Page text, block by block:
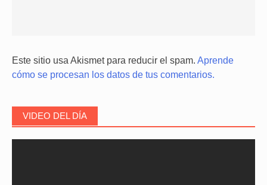
Este sitio usa Akismet para reducir el spam. Aprende
cómo se procesan los datos de tus comentarios.
VIDEO DEL DÍA